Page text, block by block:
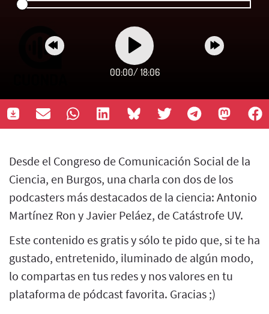
00:00/ 18:06
Desde el Congreso de Comunicación Social de la
Ciencia, en Burgos, una charla con dos de los
podcasters más destacados de la ciencia: Antonio
Martínez Ron y Javier Peláez, de Catástrofe UV.
Este contenido es gratis y sólo te pido que, si te ha
gustado, entretenido, iluminado de algún modo,
lo compartas en tus redes y nos valores en tu
plataforma de pódcast favorita. Gracias ;)